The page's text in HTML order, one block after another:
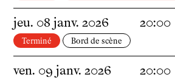
jeu. 08 janv. 2026 20:00
Terminé Bord de scène
ven. 09 janv. 2026 20:00
Bar / La Petite Sœur
FAQ
Ressources
Programmes de salle